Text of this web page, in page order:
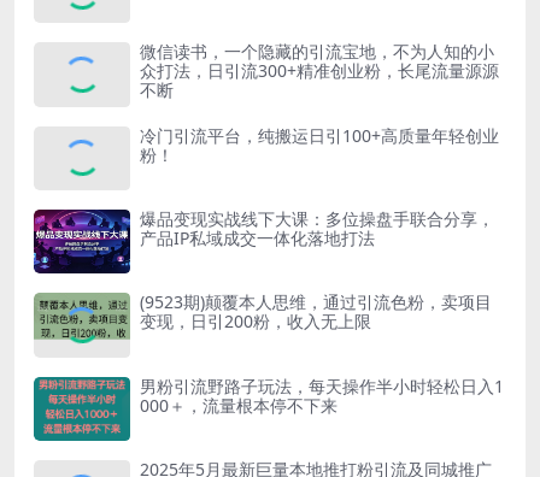
微信读书，一个隐藏的引流宝地，不为人知的小
众打法，日引流300+精准创业粉，长尾流量源源
不断
冷门引流平台，纯搬运日引100+高质量年轻创业
粉！
爆品变现实战线下大课：多位操盘手联合分享，
产品IP私域成交一体化落地打法
(9523期)颠覆本人思维，通过引流色粉，卖项目
变现，日引200粉，收入无上限
男粉引流野路子玩法，每天操作半小时轻松日入1
000＋，流量根本停不下来
2025年5月最新巨量本地推打粉引流及同城推广